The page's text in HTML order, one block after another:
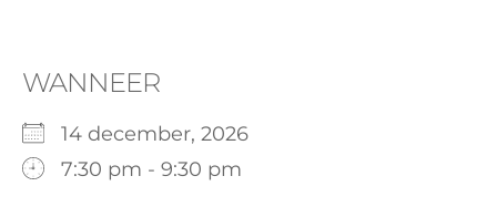
WANNEER
14 december, 2026
7:30 pm - 9:30 pm